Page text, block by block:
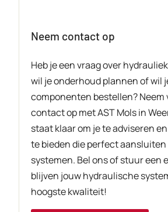
Neem contact op
Heb je een vraag over
wil je onderhoud plannen of wil
componenten bestellen? Neem
contact op met AST Mols in
staat klaar om je te adviseren
te bieden die perfect
systemen. Bel ons of stuur een
blijven jouw hydraulische
hoogste kwaliteit!